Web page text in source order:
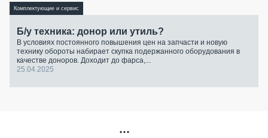
Комплектующие и сервис
Б/у техника: донор или утиль?
В условиях постоянного повышения цен на запчасти и новую
технику обороты набирает скупка подержанного оборудования в
качестве доноров. Доходит до фарса,...
25.04.2025